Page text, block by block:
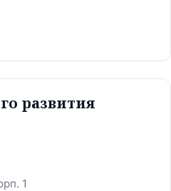
развития
1